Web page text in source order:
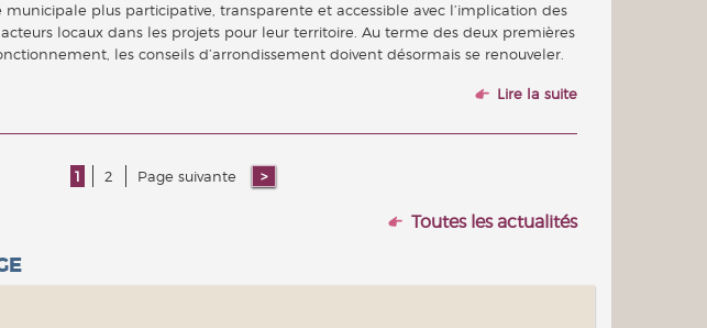
municipale plus participative, transparente et accessible avec l’implication des
locaux dans les projets pour leur territoire. Au terme des deux premières
les conseils d’arrondissement doivent désormais se renouveler.
Lire la suite
1 2 Page suivante
Toutes les actualités